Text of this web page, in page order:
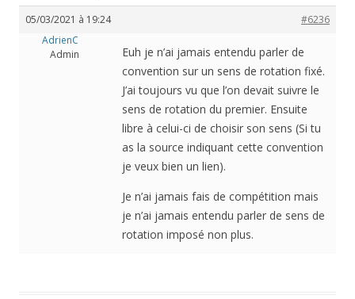
05/03/2021 à 19:24
#6236
AdrienC
Admin
Euh je n’ai jamais entendu parler de
convention sur un sens de rotation fixé.
J’ai toujours vu que l’on devait suivre le
sens de rotation du premier. Ensuite
libre à celui-ci de choisir son sens (Si tu
as la source indiquant cette convention
je veux bien un lien).
Je n’ai jamais fais de compétition mais
je n’ai jamais entendu parler de sens de
rotation imposé non plus.